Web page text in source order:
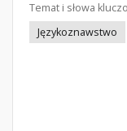
Temat i słowa
Językoznawstwo